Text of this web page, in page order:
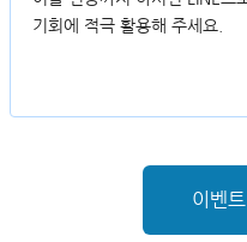
기회에 적극 활용해 주세요.
이벤